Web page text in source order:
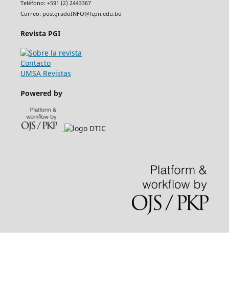
Teléfono: +591 (2) 2443367
Correo: postgradoINFO@fcpn.edu.bo
Revista PGI
Contacto
UMSA Revistas
Powered by